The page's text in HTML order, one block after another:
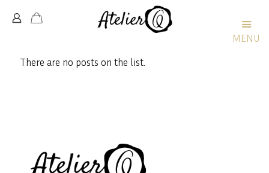
MENU
There are no posts on the list.